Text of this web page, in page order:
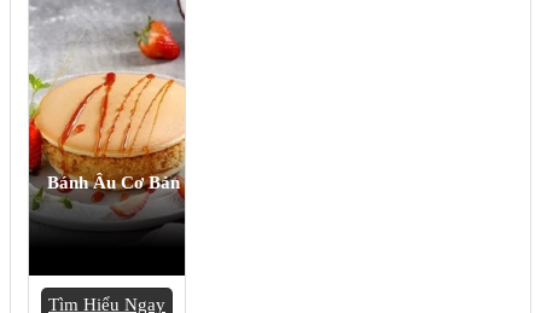
Bánh Âu Cơ Bản
Tìm Hiểu Ngay